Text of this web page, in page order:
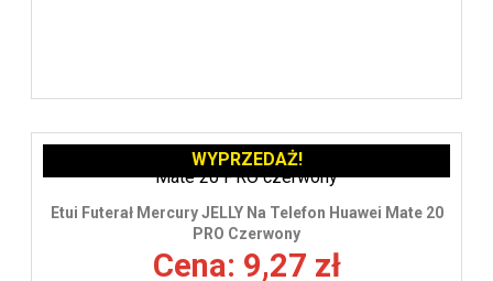
Etui Futerał Mercury JELLY Na Telefon Huawei Mate 20
PRO Czerwony
Cena: 9,27 zł
WYPRZEDAŻ!